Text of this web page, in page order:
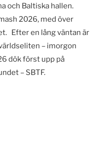
och Baltiska hallen.
2026, med över
Efter en lång väntan är
– imorgon
dök först upp på
– SBTF.